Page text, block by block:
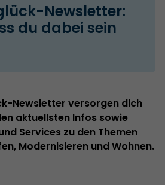
Newsletter:
du dabei sein
Newsletter versorgen dich
aktuellsten Infos sowie
Services zu den Themen
Modernisieren und Wohnen.